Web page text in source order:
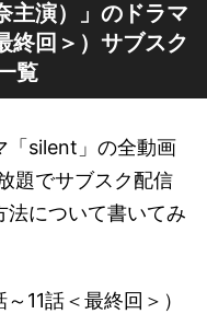
主演）」のドラマ
終回＞）サブスク
覧
「silent」の全動画
題でサブスク配信
法について書いてみ
11話＜最終回＞）